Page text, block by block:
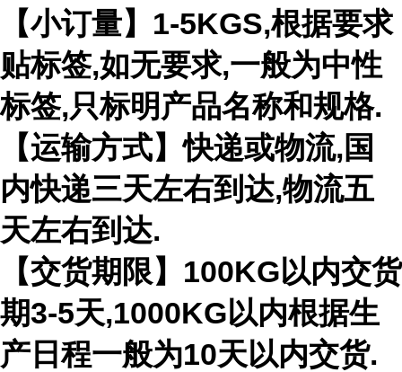
【小订量】1-5KGS,根据要求
贴标签,如无要求,一般为中性
标签,只标明产品名称和规格.
【运输方式】快递或物流,国
内快递三天左右到达,物流五
天左右到达.
【交货期限】100KG以内交货
期3-5天,1000KG以内根据生
产日程一般为10天以内交货.